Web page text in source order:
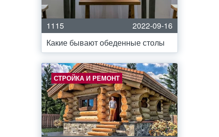
1115
2022-09-16
Какие бывают обеденные столы
СТРОЙКА И РЕМОНТ